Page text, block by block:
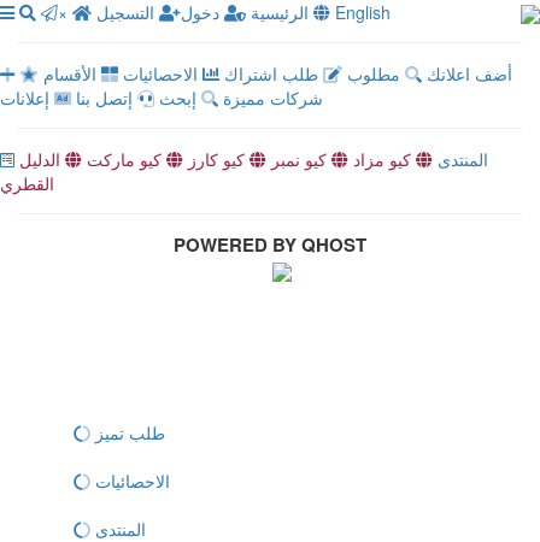
× الرئيسية دخول التسجيل English
أضف اعلانك مطلوب طلب اشتراك الاحصائيات
الأقسام
شركات مميزة
إبحث إتصل بنا إعلانات
المنتدى كيو مزاد كيو نمبر كيو كارز كيو ماركت
الدليل
القطري
POWERED BY QHOST
طلب تميز
الاحصائيات
المنتدى